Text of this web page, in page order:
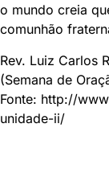
o mundo creia
comunhão
Rev. Luiz Carlos
(Semana de
Fonte: http://
unidade-ii/